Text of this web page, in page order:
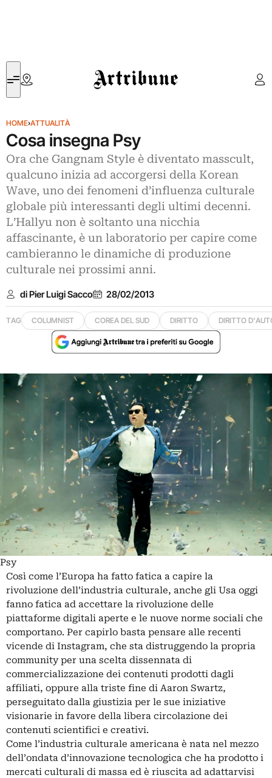
Artribune
HOME›ATTUALITÀ
Cosa insegna Psy
Ora che Gangnam Style è diventato masscult,
qualcuno inizia ad accorgersi della Korean
Wave, uno dei fenomeni d’influenza culturale
globale più interessanti degli ultimi decenni.
L’Hallyu non è soltanto una nicchia
affascinante, è un laboratorio per capire come
cambieranno le dinamiche di produzione
culturale nei prossimi anni.
di Pier Luigi Sacco 28/02/2013
TAG COLUMNIST COREA DEL SUD DIRITTO DIRITTO
Psy
Così come l’Europa ha fatto fatica a capire la
rivoluzione dell’industria culturale, anche gli Usa oggi
fanno fatica ad accettare la rivoluzione delle
piattaforme digitali aperte e le nuove norme sociali che
comportano. Per capirlo basta pensare alle recenti
vicende di Instagram, che sta distruggendo la propria
community per una scelta dissennata di
commercializzazione dei contenuti prodotti dagli
affiliati, oppure alla triste fine di Aaron Swartz,
perseguitato dalla giustizia per le sue iniziative
visionarie in favore della libera circolazione dei
contenuti scientifici e creativi.
Come l’industria culturale americana è nata nel mezzo
dell’ondata d’innovazione tecnologica che ha prodotto i
mercati culturali di massa ed è riuscita ad adattarvisi